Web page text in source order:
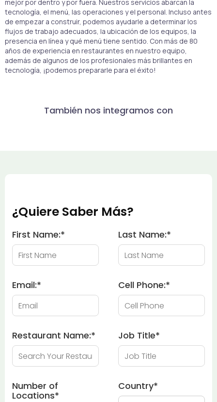
mejor por dentro y por fuera. Nuestros servicios abarcan la
tecnología, el menú, las operaciones y el personal. Incluso antes
de empezar a construir, podemos ayudarle a determinar los
flujos de trabajo adecuados, la ubicación de los equipos, la
presencia en línea y qué menú tiene sentido. Con más de 80
años de experiencia en restaurantes en nuestro equipo,
además de algunos de los profesionales más brillantes en
tecnología, ¡podemos prepararle para el éxito!
También nos integramos con
¿Quiere Saber Más?
First Name:* Last Name:*
Email:* Cell Phone:*
Restaurant Name:* Job Title*
Number of
Locations*
Country*